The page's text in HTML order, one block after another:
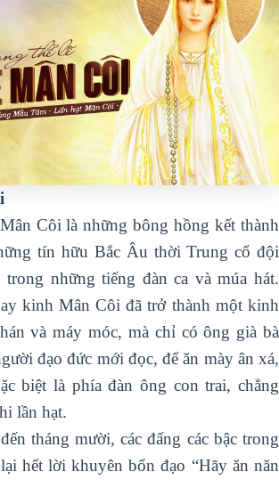
Côi là những bông hồng kết thành
tín hữu Bắc Âu thời Trung cổ đội
những tiếng đàn ca và múa hát.
kinh Mân Côi đã trở thành một kinh
và máy móc, mà chỉ có ông già bà
đạo đức mới đọc, để ăn mày ân xá,
biệt là phía đàn ông con trai, chẳng
lần hạt.
tháng mười, các đấng các bậc trong
hết lời khuyên bổn đạo “Hãy ăn năn